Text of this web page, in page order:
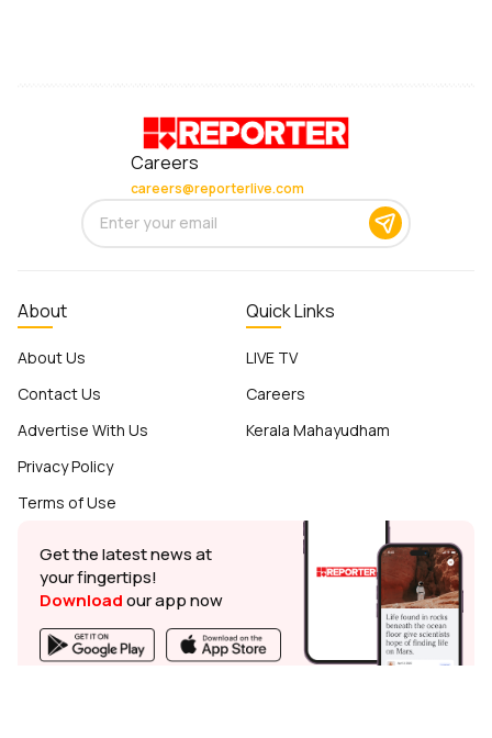
Careers
careers@reporterlive.com
About
About Us
Contact Us
Advertise With Us
Privacy Policy
Terms of Use
Quick Links
LIVE TV
Careers
Kerala Mahayudham
Get the latest news at
your fingertips!
Downloadour app now